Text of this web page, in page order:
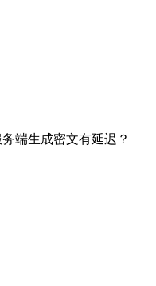
端生成密文有延迟？